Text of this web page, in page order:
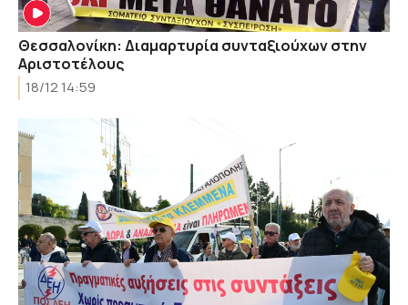
Θεσσαλονίκη: Διαμαρτυρία συνταξιούχων στην
Αριστοτέλους
18/12 14:59